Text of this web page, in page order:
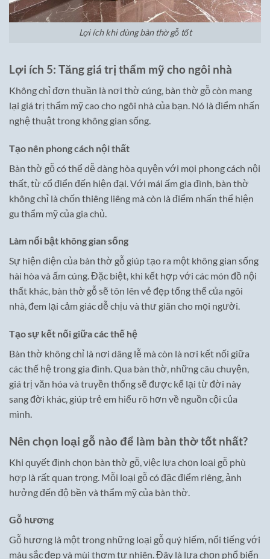
Lợi ích khi dùng bàn thờ gỗ tốt
Lợi ích 5: Tăng giá trị thẩm mỹ cho ngôi nhà
Không chỉ đơn thuần là nơi thờ cúng, bàn thờ gỗ còn mang
lại giá trị thẩm mỹ cao cho ngôi nhà của bạn. Nó là điểm nhấn
nghệ thuật trong không gian sống.
Tạo nên phong cách nội thất
Bàn thờ gỗ có thể dễ dàng hòa quyện với mọi phong cách nội
thất, từ cổ điển đến hiện đại. Với mái ấm gia đình, bàn thờ
không chỉ là chốn thiêng liêng mà còn là điểm nhấn thể hiện
gu thẩm mỹ của gia chủ.
Làm nổi bật không gian sống
Sự hiện diện của bàn thờ gỗ giúp tạo ra một không gian sống
hài hòa và ấm cúng. Đặc biệt, khi kết hợp với các món đồ nội
thất khác, bàn thờ gỗ sẽ tôn lên vẻ đẹp tổng thể của ngôi
nhà, đem lại cảm giác dễ chịu và thư giãn cho mọi người.
Tạo sự kết nối giữa các thế hệ
Bàn thờ không chỉ là nơi dâng lễ mà còn là nơi kết nối giữa
các thế hệ trong gia đình. Qua bàn thờ, những câu chuyện,
giá trị văn hóa và truyền thống sẽ được kể lại từ đời này
sang đời khác, giúp trẻ em hiểu rõ hơn về nguồn cội của
mình.
Nên chọn loại gỗ nào để làm bàn thờ tốt nhất?
Khi quyết định chọn bàn thờ gỗ, việc lựa chọn loại gỗ phù
hợp là rất quan trọng. Mỗi loại gỗ có đặc điểm riêng, ảnh
hưởng đến độ bền và thẩm mỹ của bàn thờ.
Gỗ hương
Gỗ hương là một trong những loại gỗ quý hiếm, nổi tiếng với
màu sắc đẹp và mùi thơm tự nhiên. Đây là lựa chọn phổ biến